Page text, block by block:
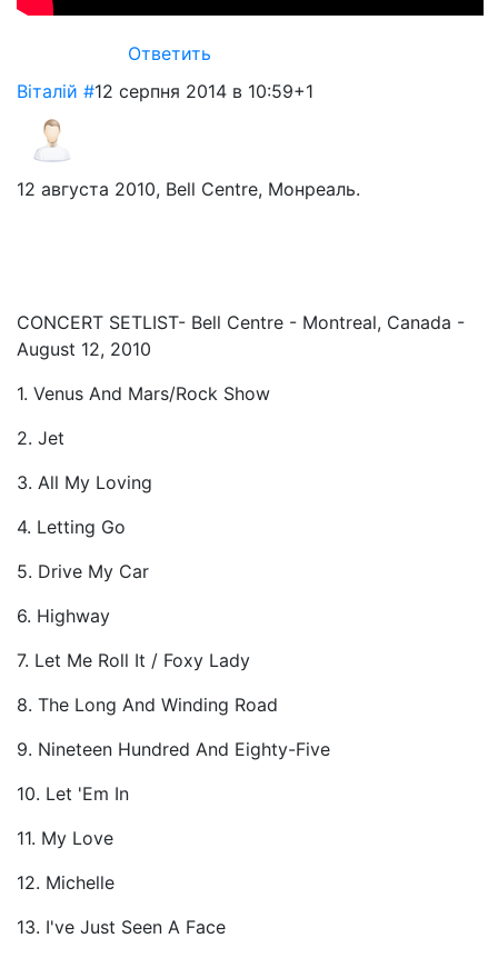
Ответить
Віталій #12 серпня 2014 в 10:59+1
12 августа 2010, Bell Centre, Монреаль.
CONCERT SETLIST- Bell Centre - Montreal, Canada -
August 12, 2010
1. Venus And Mars/Rock Show
2. Jet
3. All My Loving
4. Letting Go
5. Drive My Car
6. Highway
7. Let Me Roll It / Foxy Lady
8. The Long And Winding Road
9. Nineteen Hundred And Eighty-Five
10. Let 'Em In
11. My Love
12. Michelle
13. I've Just Seen A Face